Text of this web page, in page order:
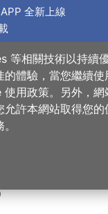
全新上線
食、購物 > 美食快搜
食時尚
等相關技術以持續
的體驗，當您繼續
用政策。另外，網
允許本網站取得您